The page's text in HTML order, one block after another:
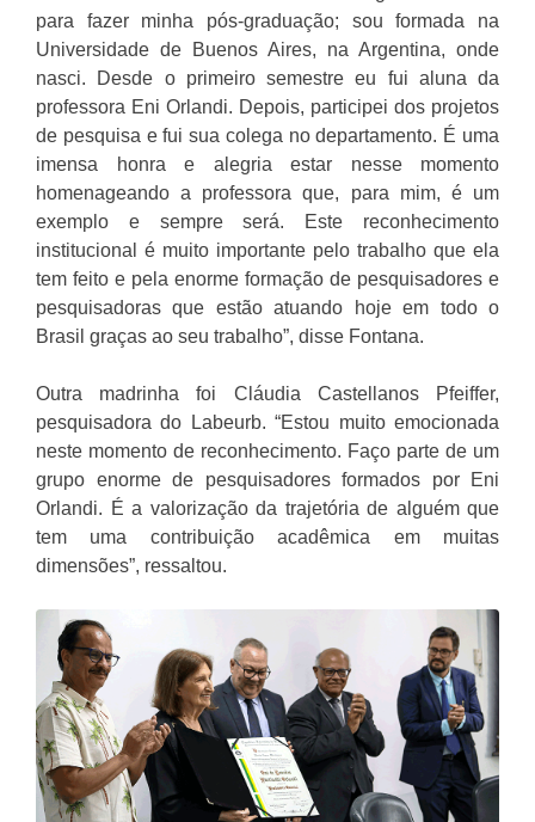
para fazer minha pós-graduação; sou formada na
Universidade de Buenos Aires, na Argentina, onde
nasci. Desde o primeiro semestre eu fui aluna da
professora Eni Orlandi. Depois, participei dos projetos
de pesquisa e fui sua colega no departamento. É uma
imensa honra e alegria estar nesse momento
homenageando a professora que, para mim, é um
exemplo e sempre será. Este reconhecimento
institucional é muito importante pelo trabalho que ela
tem feito e pela enorme formação de pesquisadores e
pesquisadoras que estão atuando hoje em todo o
Brasil graças ao seu trabalho”, disse Fontana.
Outra madrinha foi Cláudia Castellanos Pfeiffer,
pesquisadora do Labeurb. “Estou muito emocionada
neste momento de reconhecimento. Faço parte de um
grupo enorme de pesquisadores formados por Eni
Orlandi. É a valorização da trajetória de alguém que
tem uma contribuição acadêmica em muitas
dimensões”, ressaltou.